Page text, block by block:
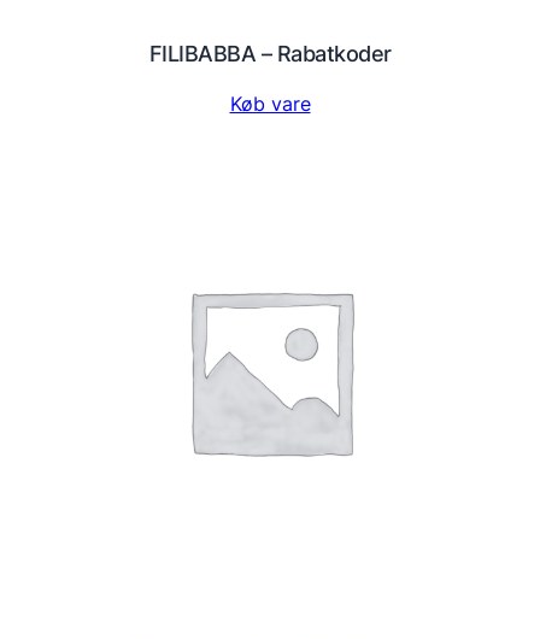
FILIBABBA – Rabatkoder
Køb vare